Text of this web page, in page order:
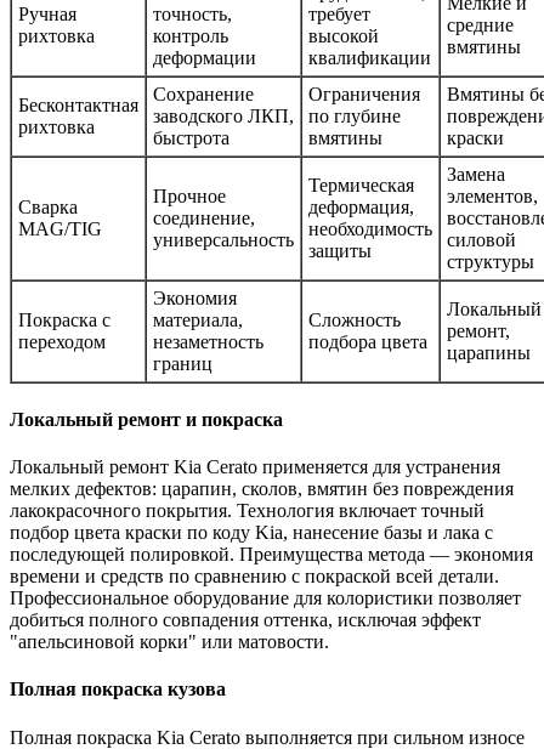
Ручная
рихтовка
точность,
контроль
деформации
требует
высокой
квалификации
средние
вмятины
Бесконтактная
рихтовка
Сохранение
заводского ЛКП,
быстрота
Ограничения
по глубине
вмятины
Вмятины
краски
Сварка
MAG/TIG
Прочное
соединение,
универсальность
Термическая
деформация,
необходимость
защиты
Замена
элементов,
силовой
структуры
Покраска с
переходом
Экономия
материала,
незаметность
границ
Сложность
подбора цвета
Локальный
ремонт,
царапины
Локальный ремонт и покраска
Локальный ремонт Kia Cerato применяется для устранения
мелких дефектов: царапин, сколов, вмятин без повреждения
лакокрасочного покрытия. Технология включает точный
подбор цвета краски по коду Kia, нанесение базы и лака с
последующей полировкой. Преимущества метода — экономия
времени и средств по сравнению с покраской всей детали.
Профессиональное оборудование для колористики позволяет
добиться полного совпадения оттенка, исключая эффект
"апельсиновой корки" или матовости.
Полная покраска кузова
Полная покраска Kia Cerato выполняется при сильном износе